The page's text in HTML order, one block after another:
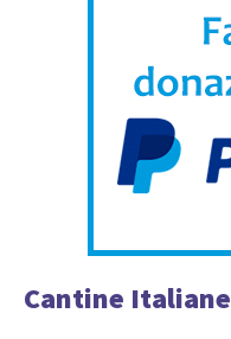
Cantine Italiane